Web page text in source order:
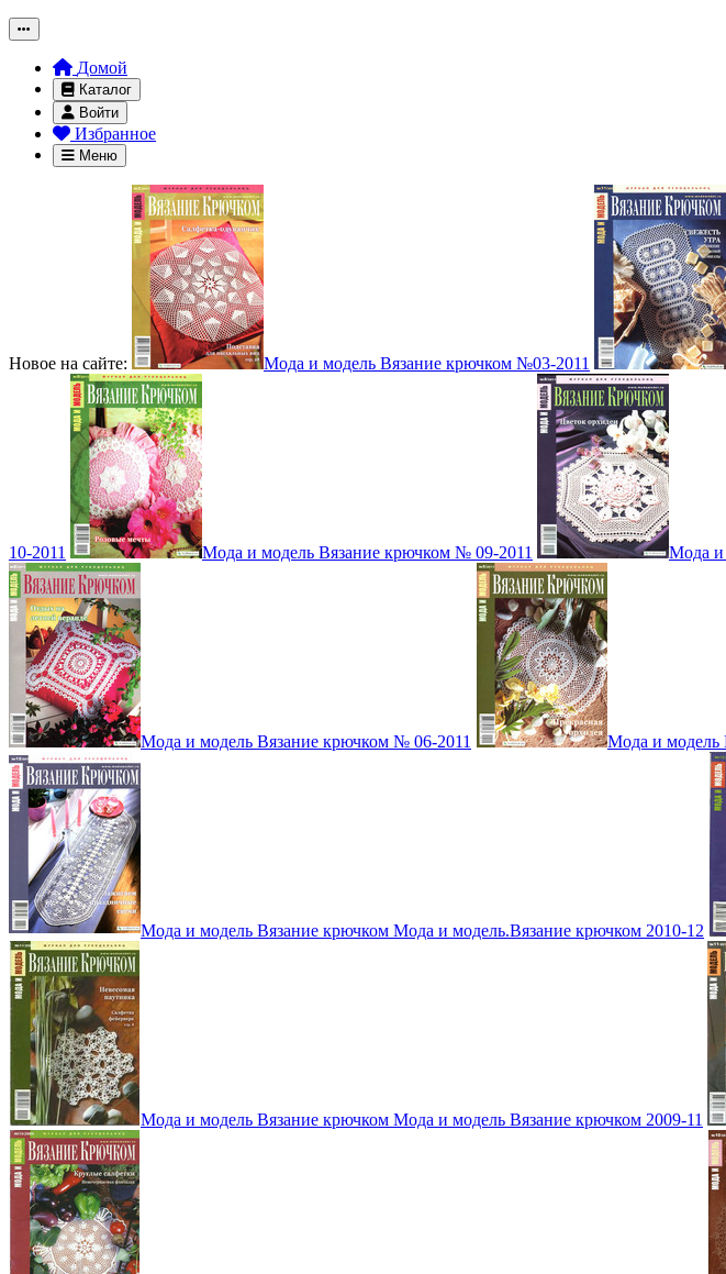
Домой
Каталог
Войти
Избранное
Меню
Новое на сайте: Мода и модель Вязание крючком №03-2011
10-2011 Мода и модель Вязание крючком № 09-2011 Мода и
Мода и модель Вязание крючком № 06-2011 Мода и модель
Мода и модель Вязание крючком Мода и модель.Вязание крючком 2010-12
Мода и модель Вязание крючком Мода и модель Вязание крючком 2009-11